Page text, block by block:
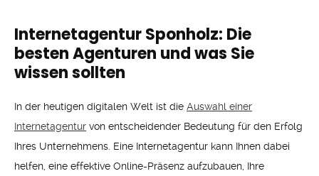
Internetagentur Sponholz: Die
besten Agenturen und was Sie
wissen sollten
In der heutigen digitalen Welt ist die Auswahl einer
Internetagentur von entscheidender Bedeutung für den Erfolg
Ihres Unternehmens. Eine Internetagentur kann Ihnen dabei
helfen, eine effektive Online-Präsenz aufzubauen, Ihre